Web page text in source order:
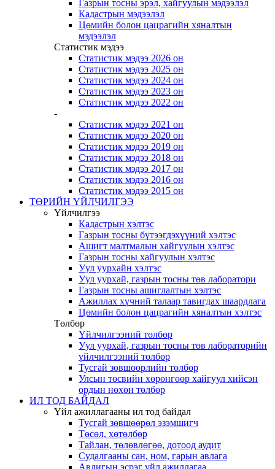
Газрын тосны эрэл, хайгуулын мэдээлэл
Кадастрын мэдээлэл
Цөмийн болон цацрагийн хяналтын
мэдээлэл
Статистик мэдээ
Статистик мэдээ 2026 он
Статистик мэдээ 2025 он
Статистик мэдээ 2024 он
Статистик мэдээ 2023 он
Статистик мэдээ 2022 он
-
Статистик мэдээ 2021 он
Статистик мэдээ 2020 он
Статистик мэдээ 2019 он
Статистик мэдээ 2018 он
Статистик мэдээ 2017 он
Статистик мэдээ 2016 он
Статистик мэдээ 2015 он
ТӨРИЙН ҮЙЛЧИЛГЭЭ
Үйлчилгээ
Кадастрын хэлтэс
Газрын тосны бүтээгдэхүүний хэлтэс
Ашигт малтмалын хайгуулын хэлтэс
Газрын тосны хайгуулын хэлтэс
Уул уурхайн хэлтэс
Уул уурхай, газрын тосны төв лаборатори
Газрын тосны ашиглалтын хэлтэс
Ажиллах хүчний талаар тавигдах шаардлага
Цөмийн болон цацрагийн хяналтын хэлтэс
Төлбөр
Үйлчилгээний төлбөр
Уул уурхай, газрын тосны төв лабораторийн
үйлчилгээний төлбөр
Тусгай зөвшөөрлийн төлбөр
Улсын төсвийн хөрөнгөөр хайгуул хийсэн
ордын нөхөн төлбөр
ИЛ ТОД БАЙДАЛ
Үйл ажиллагааны ил тод байдал
Тусгай зөвшөөрөл эзэмшигч
Төсөл, хөтөлбөр
Тайлан, төлөвлөгөө, дотоод аудит
Судалгааны сан, ном, гарын авлага
Авлигын эсрэг үйл ажиллагаа